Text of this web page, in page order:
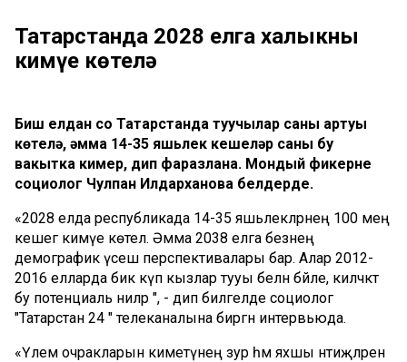
Татарстанда 2028 елга халыкның
кимүе көтелә
Биш елдан соң Татарстанда туучылар саны артуы
көтелә, әмма 14-35 яшьлек кешеләр саны бу
вакытка кимер, дип фаразлана. Мондый фикерне
социолог Чулпан Илдарханова белдерде.
«2028 елда республикада 14-35 яшьлекләрнең 100 мең
кешегә кимүе көтелә. Әмма 2038 елга безнең
демографик үсеш перспективалары бар. Алар 2012-
2016 елларда бик күп кызлар тууы белән бәйле, киләчәктә
бу потенциаль әниләр ", - дип билгеләде социолог
"Татарстан 24 " телеканалына биргән интервьюда.
«Үлем очракларын киметүнең зур һәм яхшы нәтиҗәләренә